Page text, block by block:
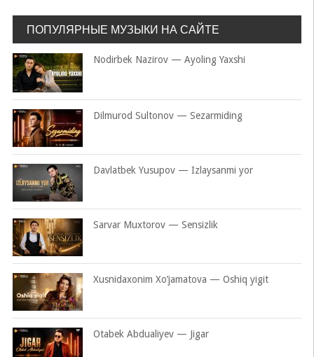
ПОПУЛЯРНЫЕ МУЗЫКИ НА САЙТЕ
Nodirbek Nazirov — Ayoling Yaxshi
Dilmurod Sultonov — Sezarmiding
Davlatbek Yusupov — Izlaysanmi yor
Sarvar Muxtorov — Sensizlik
Xusnidaxonim Xo’jamatova — Oshiq yigit
Otabek Abdualiyev — Jigar